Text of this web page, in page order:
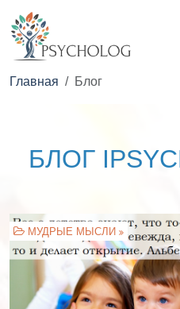
Главная Блог
БЛОГ
МУДРЫЕ МЫСЛИ